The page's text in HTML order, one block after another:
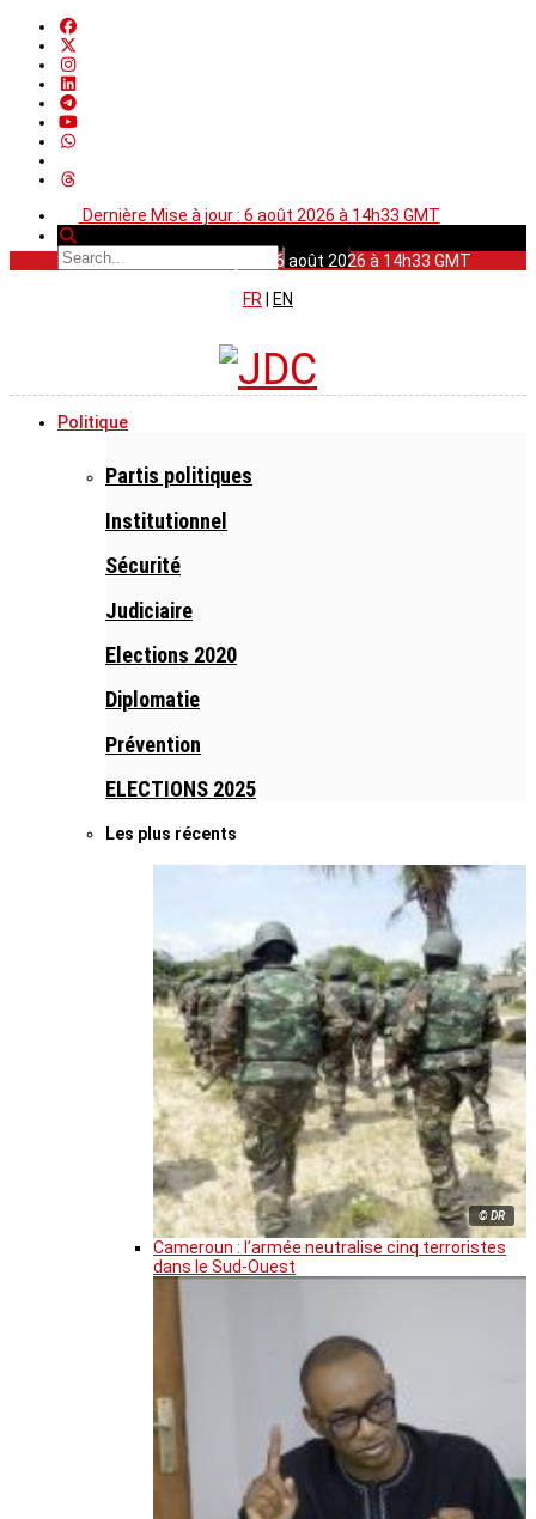
Dernière Mise à jour : 6 août 2026 à 14h33 GMT
Dernière Mise à jour : 6 août 2026 à 14h33 GMT
FR
EN
Politique
Partis politiques
Institutionnel
Sécurité
Judiciaire
Elections 2020
Diplomatie
Prévention
ELECTIONS 2025
Les plus récents
© DR
Cameroun : l’armée neutralise cinq terroristes
dans le Sud-Ouest